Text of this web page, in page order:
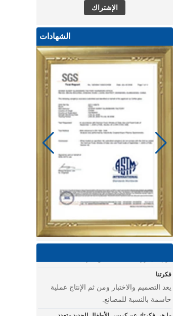
الشهادات
يوم الخياط في مصنع باور لينك لمنتجات الأطفال
استخدام ماكينة الخياطة وغيرها من الأدوات
لصنع سلع رائعة للأطفال.
يوم في ورشة عمل تجميع عربة الأطفال
يوم في ورشة عمل تجميع عربة الأطفال
فكرتنا
يعد التصميم والاختبار ومن ثم الإنتاج عملية
حاسمة بالنسبة للمصانع.
ما هي فكرتك عن كرسي الأطفال الجديد متعدد
الوظائف؟